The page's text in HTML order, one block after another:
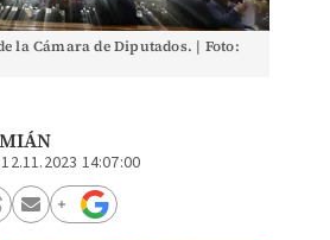
la Cámara de Diputados. | Foto:
12.11.2023 14:07:00